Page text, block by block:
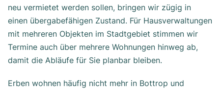
neu vermietet werden sollen, bringen wir zügig in
einen übergabefähigen Zustand. Für Hausverwaltungen
mit mehreren Objekten im Stadtgebiet stimmen wir
Termine auch über mehrere Wohnungen hinweg ab,
damit die Abläufe für Sie planbar bleiben.
Erben wohnen häufig nicht mehr in Bottrop und